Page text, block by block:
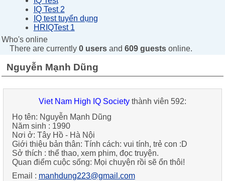
IQ Test 2
IQ test tuyển dụng
HRIQTest 1
Who's online
There are currently 0 usersand 609 guestsonline.
Nguyễn Mạnh Dũng
Viet Nam High IQ Societythành viên 592:
Họ tên: Nguyễn Mạnh Dũng
Năm sinh : 1990
Nơi ở: Tây Hồ - Hà Nội
Giới thiệu bản thân: Tính cách: vui tính, trẻ con :D
Sở thích : thể thao, xem phim, đọc truyện.
Quan điểm cuộc sống: Mọi chuyện rồi sẽ ổn thôi!
Email : manhdung223@gmail.com